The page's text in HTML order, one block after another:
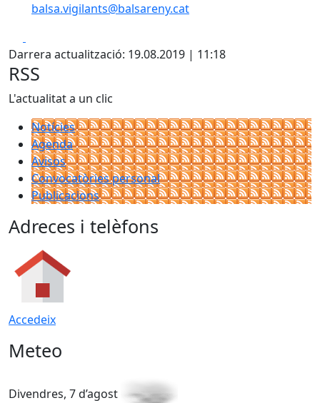
balsa.vigilants@balsareny.cat
Darrera actualització: 19.08.2019 | 11:18
RSS
L'actualitat a un clic
Notícies
Agenda
Avisos
Convocatòries personal
Publicacions
Adreces i telèfons
Accedeix
Meteo
Divendres, 7 d’agost